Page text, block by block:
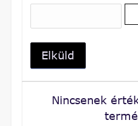
Elküld
Nincsenek